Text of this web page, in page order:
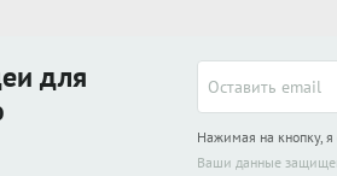
для
Нажимая на кнопку,
Ваши данные